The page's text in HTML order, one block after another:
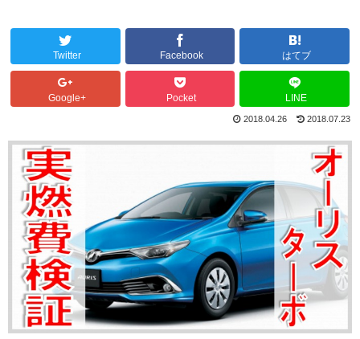
Twitter Facebook はてブ
Google+ Pocket LINE
2018.04.26 2018.07.23